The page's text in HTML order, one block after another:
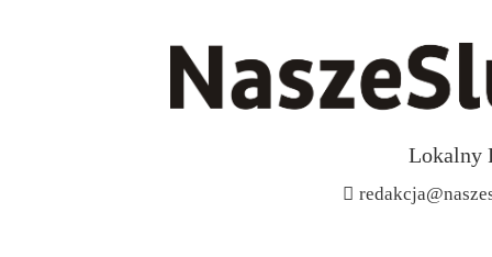
Lokalny